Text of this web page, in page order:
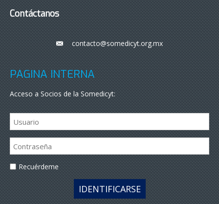
Contáctanos
___contacto@somedicyt.org.mx
PÁGINA INTERNA
Acceso a Socios de la Somedicyt:
Recuérdeme
IDENTIFICARSE